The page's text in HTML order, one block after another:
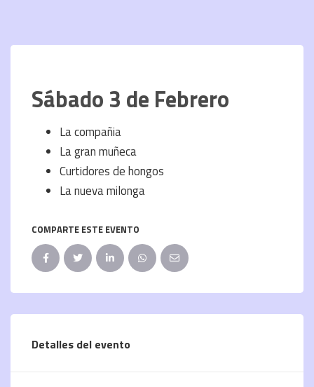
Sábado 3 de Febrero
La compañia
La gran muñeca
Curtidores de hongos
La nueva milonga
COMPARTE ESTE EVENTO
Detalles del evento